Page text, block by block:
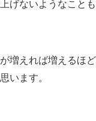
げないようなことも
増えれば増えるほ
います。